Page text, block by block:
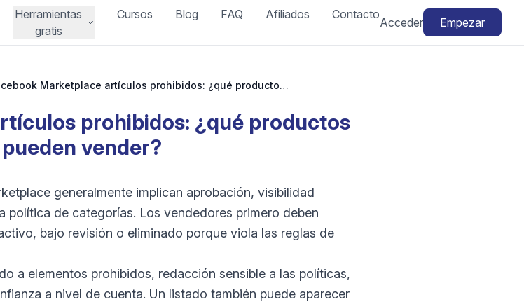
Herramientas
gratis
Cursos Blog FAQ Afiliados Contacto
Acceder Empezar
Facebook Marketplace artículos prohibidos: ¿qué productos no se pueden vender?
prohibidos: ¿qué productos
vender?
generalmente implican aprobación, visibilidad
política de categorías. Los vendedores primero deben
bajo revisión o eliminado porque viola las reglas de
a elementos prohibidos, redacción sensible a las políticas,
a nivel de cuenta. Un listado también puede aparecer